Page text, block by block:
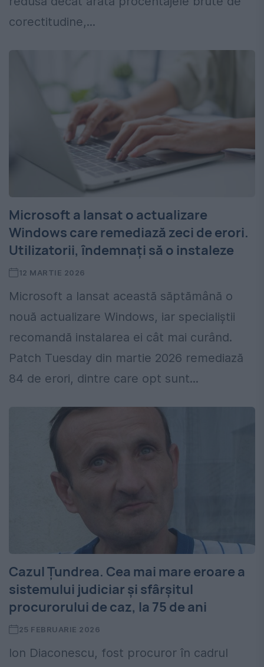
corectitudine,...
Microsoft a lansat o actualizare
Windows care remediază zeci de erori.
Utilizatorii, îndemnați să o instaleze
12 MARTIE 2026
Microsoft a lansat această săptămână o
nouă actualizare Windows, iar specialiștii
recomandă instalarea ei cât mai curând.
Patch Tuesday din martie 2026 remediază
84 de erori, dintre care opt sunt...
Cazul Țundrea. Cea mai mare eroare a
sistemului judiciar și sfârșitul
procurorului de caz, la 75 de ani
25 FEBRUARIE 2026
Ion Diaconescu, fost procuror în cadrul